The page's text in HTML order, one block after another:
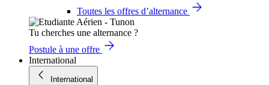
Toutes les offres d’alternance
Tu cherches une alternance ?
Postule à une offre
International
International